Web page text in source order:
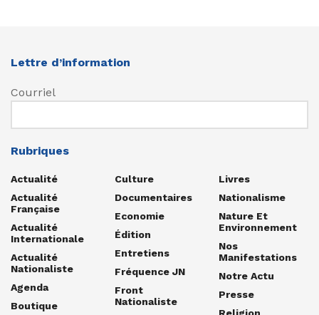
Lettre d’information
Courriel
Rubriques
Actualité
Actualité
Française
Actualité
Internationale
Actualité
Nationaliste
Agenda
Boutique
Culture
Documentaires
Economie
Édition
Entretiens
Fréquence JN
Front
Nationaliste
Livres
Nationalisme
Nature Et
Environnement
Nos
Manifestations
Notre Actu
Presse